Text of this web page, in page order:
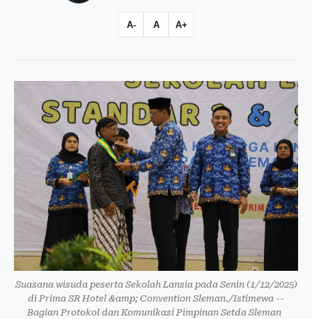
A- A A+
Suasana wisuda peserta Sekolah Lansia pada Senin (1/12/2025)
di Prima SR Hotel &amp; Convention Sleman./Istimewa --
Bagian Protokol dan Komunikasi Pimpinan Setda Sleman